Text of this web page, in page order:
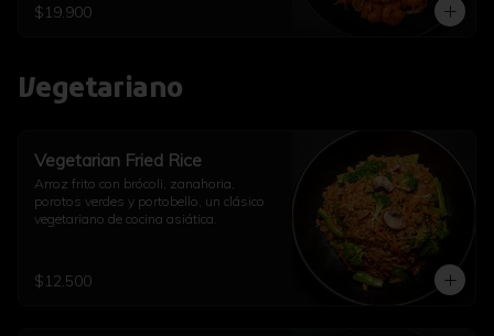
$19.900
Vegetariano
Vegetarian Fried Rice
Arroz frito con brócoli, zanahoria,
porotos verdes y portobello, un clásico
vegetariano de cocina asiática.
$12.500